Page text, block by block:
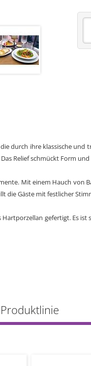
durch ihre klassische
Relief schmückt Form
Mit einem Hauch von
die Gäste mit festlicher
Hartporzellan gefertigt. Es